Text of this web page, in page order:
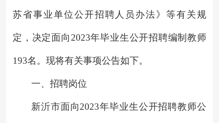
苏省事业单位公开招聘人员办法》等有关规
定，决定面向2023年毕业生公开招聘编制教师
193名。现将有关事项公告如下。
一、招聘岗位
新沂市面向2023年毕业生公开招聘教师公